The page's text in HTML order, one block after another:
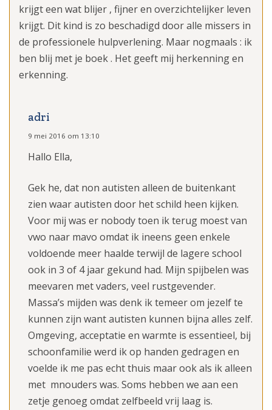
krijgt een wat blijer , fijner en overzichtelijker leven
krijgt. Dit kind is zo beschadigd door alle missers in
de professionele hulpverlening. Maar nogmaals : ik
ben blij met je boek . Het geeft mij herkenning en
erkenning.
adri
9 mei 2016 om 13:10
Hallo Ella,
Gek he, dat non autisten alleen de buitenkant
zien waar autisten door het schild heen kijken.
Voor mij was er nobody toen ik terug moest van
vwo naar mavo omdat ik ineens geen enkele
voldoende meer haalde terwijl de lagere school
ook in 3 of 4 jaar gekund had. Mijn spijbelen was
meevaren met vaders, veel rustgevender.
Massa’s mijden was denk ik temeer om jezelf te
kunnen zijn want autisten kunnen bijna alles zelf.
Omgeving, acceptatie en warmte is essentieel, bij
schoonfamilie werd ik op handen gedragen en
voelde ik me pas echt thuis maar ook als ik alleen
met mnouders was. Soms hebben we aan een
zetje genoeg omdat zelfbeeld vrij laag is.